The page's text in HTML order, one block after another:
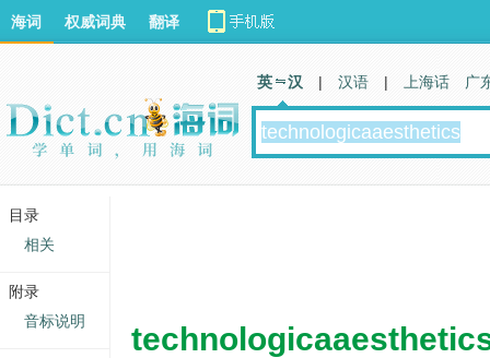
海词 权威词典 翻译
英 汉 | 汉语 | 上海话 广
目录
相关
附录
音标说明